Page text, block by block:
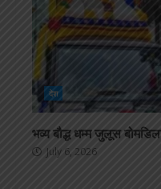
देश
भव्य बौद्ध धम्म जुलूस
July 6, 2026